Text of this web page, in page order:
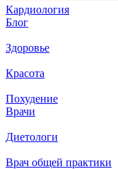
Кардиология
Блог
Здоровье
Красота
Похудение
Врачи
Диетологи
Врач общей практики